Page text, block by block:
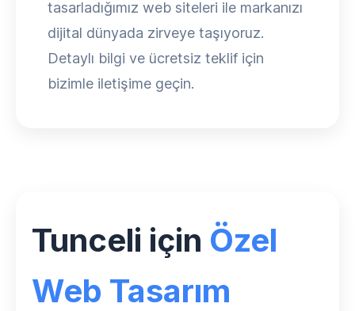
tasarladığımız web siteleri ile markanızı
dijital dünyada zirveye taşıyoruz.
Detaylı bilgi ve ücretsiz teklif için
bizimle iletişime geçin.
Tunceli için Özel
Web Tasarım